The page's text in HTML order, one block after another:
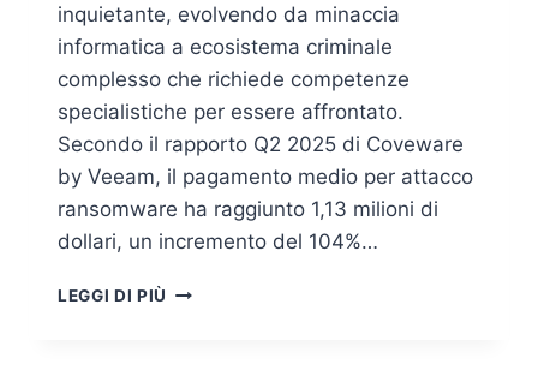
inquietante, evolvendo da minaccia
informatica a ecosistema criminale
complesso che richiede competenze
specialistiche per essere affrontato.
Secondo il rapporto Q2 2025 di Coveware
by Veeam, il pagamento medio per attacco
ransomware ha raggiunto 1,13 milioni di
dollari, un incremento del 104%…
LEGGI DI PIÙ RANSOMWARE